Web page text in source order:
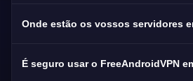
Onde estão os vossos servidores
Gbps e comutam
É seguro usar o FreeAndroidVPN